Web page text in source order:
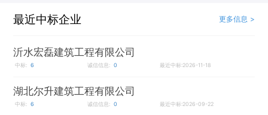
最近中标企业 更多信息 >
沂水宏磊建筑工程有限公司
中标: 6 诚信信息: 0 最近中标:2026-11-18
湖北尔升建筑工程有限公司
中标: 6 诚信信息: 0 最近中标:2026-09-22